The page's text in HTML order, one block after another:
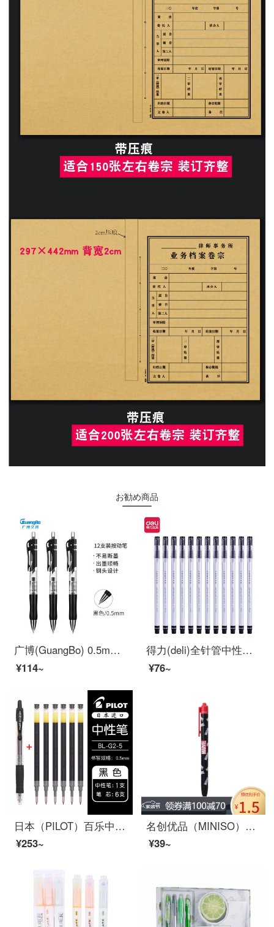
お勧め商品
广博(GuangBo) 0.5mm 按动中性笔 办公签字笔 水笔 黑色12支装ZX9K35D
¥114~
得力(deli)全针管中性笔 0.5mm大容量 一次性水笔签字笔 黑色12支/盒
¥76~
日本（PILOT）百乐中性笔G2啫喱笔按动0.5mm学生考试专用按压式水笔黑笔软胶笔握书写不易疲劳 1支黑笔+6支黑笔芯
¥253~
名创优品（MINISO）漫威系列按动中性笔0.5mm黑简约实用中学生日常书写流畅出墨 红色笔夹中性笔0.5mm（黑色）
¥39~